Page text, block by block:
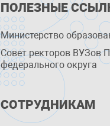
ПОЛЕЗНЫЕ
Министерство
Совет ректоров ВУЗов
федерального округа
СОТРУДНИКАМ